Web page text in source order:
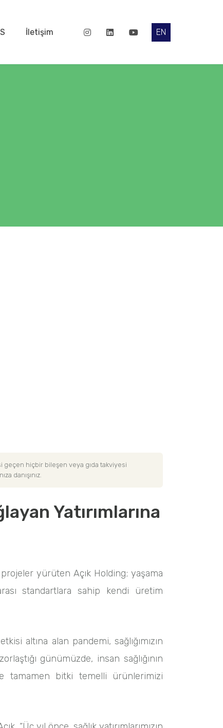
İletişim EN
geçen hiçbir bileşen veya gıda takviyesi
danışınız.
Yatırımlarına
yürüten Açık Holding; yaşama
standartlara sahip kendi üretim
altına alan pandemi, sağlığımızın
günümüzde, insan sağlığının
tamamen bitki temelli ürünlerimizi